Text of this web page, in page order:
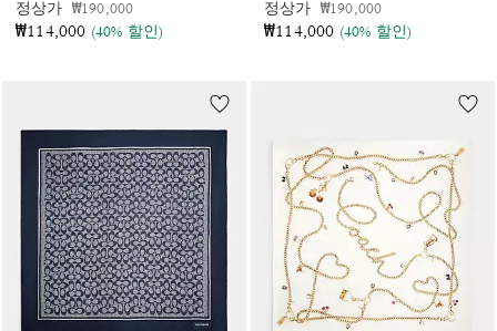
정상가 가격 인하 전
₩190,000인하됨
₩114,000 (40% 할인)
정상가 가격 인하 전
₩190,000인하됨
₩114,000 (40% 할인)